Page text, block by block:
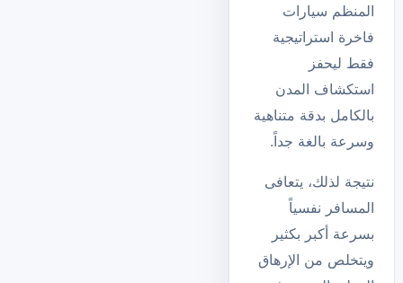
المنظم سيارات
فاخرة استراتيجية
فقط ليحفز
استكشاف المدن
بالكامل بدقة متناهية
وسرعة بالغة جداً.
نتيجة لذلك، يتعافى
المسافر نفسياً
بسرعة أكبر بكثير
ويتخلص من الإرهاق